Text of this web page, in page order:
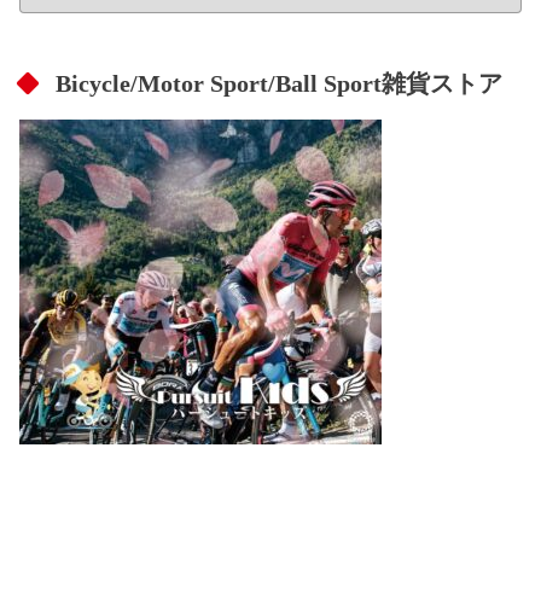
Bicycle/Motor Sport/Ball Sport雑貨ストア